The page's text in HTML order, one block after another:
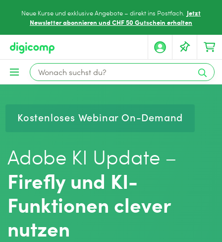
Neue Kurse und exklusive Angebote – direkt ins Postfach. Jetzt
Newsletter abonnieren und CHF 50 Gutschein erhalten
Kostenloses Webinar On-Demand
Adobe KI Update –
Firefly und KI-
Funktionen clever
nutzen